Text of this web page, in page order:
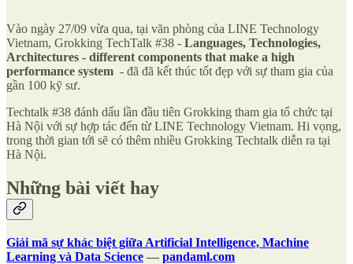
Vào ngày 27/09 vừa qua, tại văn phòng của LINE Technology
Vietnam, Grokking TechTalk #38 - Languages, Technologies,
Architectures - different components that make a high
performance system - đã đã kết thúc tốt đẹp với sự tham gia của
gần 100 kỹ sư.
Techtalk #38 đánh dấu lần đầu tiên Grokking tham gia tổ chức tại
Hà Nội với sự hợp tác đến từ LINE Technology Vietnam. Hi vọng,
trong thời gian tới sẽ có thêm nhiều Grokking Techtalk diễn ra tại
Hà Nội.
Những bài viết hay
Giải mã sự khác biệt giữa Artificial Intelligence, Machine
Learning và Data Science — pandaml.com